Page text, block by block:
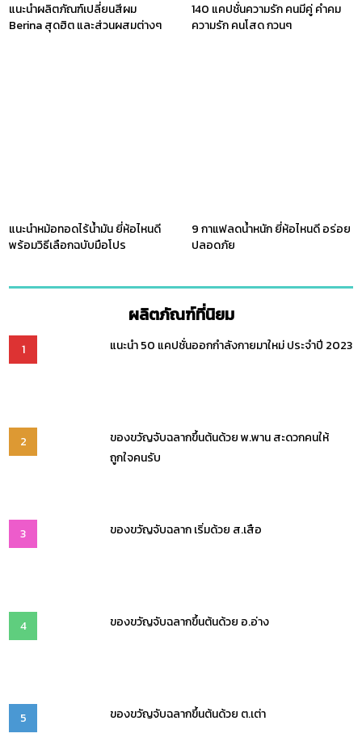
แนะนำผลิตภัณฑ์เปลี่ยนสีผม
Berina สุดฮิต และส่วนผสมต่างๆ
140 แคปชั่นความรัก คนมีคู่ คำคม
ความรัก คนโสด กวนๆ
แนะนำหม้อทอดไร้น้ำมัน ยี่ห้อไหนดี
พร้อมวิธีเลือกฉบับมือโปร
9 กาแฟลดน้ำหนัก ยี่ห้อไหนดี อร่อย
ปลอดภัย
ผลิตภัณฑ์ที่นิยม
1 แนะนำ 50 แคปชั่นออกกำลังกายมาใหม่ ประจำปี 2023
2
ของขวัญจับฉลากขึ้นต้นด้วย พ.พาน สะดวกคนให้
ถูกใจคนรับ
3 ของขวัญจับฉลาก เริ่มด้วย ส.เสือ
4 ของขวัญจับฉลากขึ้นต้นด้วย อ.อ่าง
5 ของขวัญจับฉลากขึ้นต้นด้วย ต.เต่า